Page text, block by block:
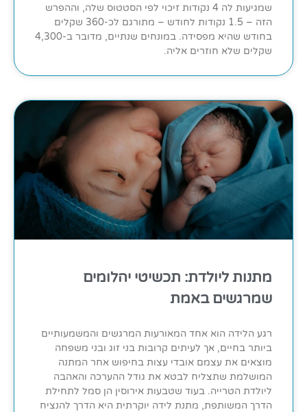
שמגיעות לה 4 נקודות זיכוי לפי הסטטוס שלה, וההפרש
הזה – 1.5 נקודות לחודש – מתורגם לכ-360 שקלים
בחודש שהיא מפסידה. במונחים שנתיים, מדובר ב-4,300
שקלים שלא חוזרים אליה.
מתנות ליולדת: תכשיטי יהלומים
שמרגשים באמת
רגע הלידה הוא אחד המאורעות המרגשים והמשמעותיים
ביותר בחיים, אך לעיתים קרובות בני זוג ובני משפחה
מוצאים את עצמם אובדי עצות בחיפוש אחר המתנה
המושלמת שתצליח לבטא את גודל ההערכה והאהבה
ליולדת הטרייה. בעוד שטבעות אירוסין הן סמל לתחילת
הדרך המשותפת, מתנת לידה יוקרתית היא הדרך להנציח